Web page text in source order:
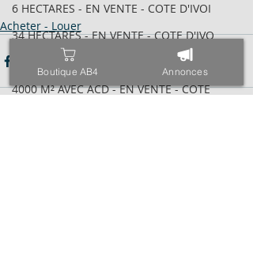
6 HECTARES - EN VENTE - COTE D'IVOI
34 HECTARES - EN VENTE - COTE D'IVO
1843M² AVEC CPF - EN VENTE - COTE D
4000 M² AVEC ACD - EN VENTE - COTE
Acheter - Louer
Boutique AB4 Annonces